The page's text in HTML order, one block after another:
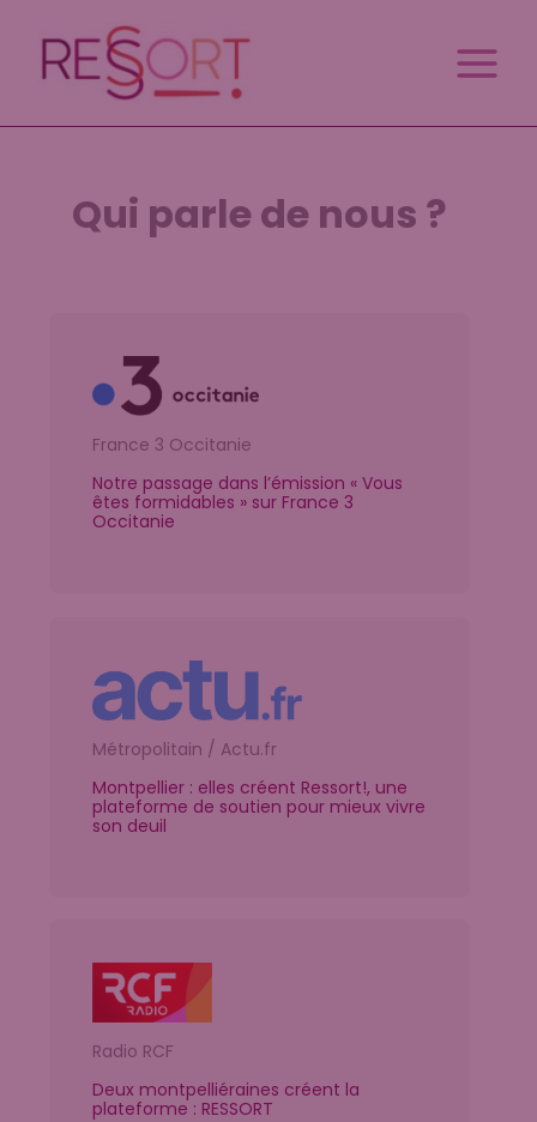
contenu
Qui parle de nous ?
France 3 Occitanie
Notre passage dans l’émission « Vous
êtes formidables » sur France 3
Occitanie
Métropolitain / Actu.fr
Montpellier : elles créent Ressort!, une
plateforme de soutien pour mieux vivre
son deuil
Radio RCF
Deux montpelliéraines créent la
plateforme : RESSORT